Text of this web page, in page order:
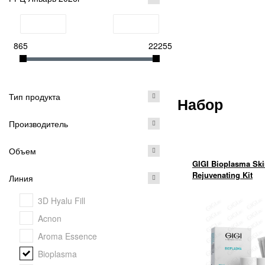
865 22255
Тип продукта
Производитель
Объем
Линия
3D Hyalu Fill
Acnon
Aroma Essence
Bioplasma
Набор
GIGI Bioplasma
Rejuvenating Kit